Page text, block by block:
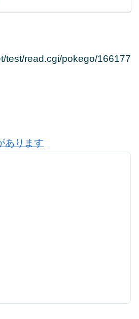
test/read.cgi/pokego/166177
あります